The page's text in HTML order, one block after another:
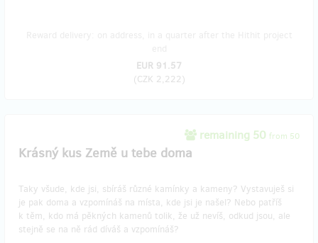
EUR 91.57
(CZK 2,222)
remaining 50 from 50
Krásný kus Země u tebe doma
Taky všude, kde jsi, sbíráš různé kamínky a kameny? Vystavuješ si
je pak doma a vzpomínáš na místa, kde jsi je našel? Nebo patříš
k těm, kdo má pěkných kamenů tolik, že už nevíš, odkud jsou, ale
stejně se na ně rád díváš a vzpomínáš?